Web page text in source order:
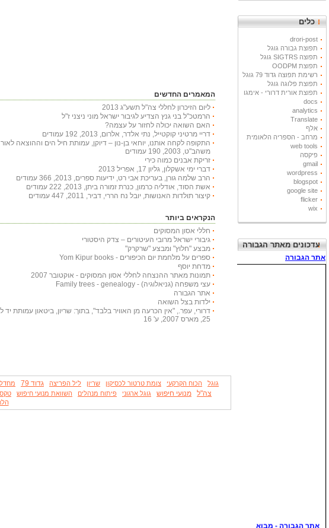
כלים
drori-post
תפוצת גבורה גוגל
תפוצה SIGTRS גוגל
תפוצת OODPM
רשימת תפוצה גדוד 79 גוגל
תפוצת פלוגה גוגל
תפוצת אורית דרורי - אימגו
docs
analytics
Translate
אלף
מרחב - הספריה הלאומית
web tools
פיקסה
gmail
wordpress
blogspot
google site
flicker
wix
עדכונים מאתר הגבורה
המאמרים החדשים
ליום הזיכרון לחללי צה"ל תשע"ג 2013
הרמטכ"ל בני גנץ הצדיע לגיבור ישראל מוני ניצני ז"ל
האם השואה יכולה לחזור על עצמה?
דריי מרטיני קוקטייל, נתי אלדר, אלרום, 2013, 192 עמודים
התקופה לקחה אותנו, יוחאי בן-נון – דיוקן, עמותת חיל הים וההוצאה
משהב"ט, 2003, 190 עמודים
זריקת אבנים כמוה כירי
דברי ימי אשקלון, גליון 17, אפריל 2013
הרב שלמה גורן, בעריכת אבי רט, ידיעות ספרים, 2013, 366 עמודים
אשת הסוד, אודליה כרמון, כנרת זמורה ביתן, 2013, 222 עמודים
קיצור תולדות האנושות, יובל נח הררי, דביר, 2011, 447 עמודים
הנקראים ביותר
חללי אסון המסוקים
גיבורי ישראל מרובי העיטורים – צדק היסטורי
מבצע "חלוץ" ומבצע "שרקרק"
ספרים על מלחמת יום הכיפורים - Yom Kipur books
מדחת יוסף
תמונות מאתר ההנצחה לחללי אסון המסוקים - אוקטובר 2007
עצי משפחה (גניאלוגיה) - Family trees - genealogy
אתר הגבורה
ילדות בצל השואה
דרורי, עפר., "אין הכרעה מן האוויר בלבד", בתוך: שריון, ביטאון עמותת יד
25, מארס 2007, ע' 16
גוגל הכוח הקרקעי צומת טרטור לכסיקון שריון ליל הפריצה גדוד 79 מחדל
צה"ל מנועי חיפוש גוגל ארגוני פיתוח מנהלים השוואת מנועי חיפוש